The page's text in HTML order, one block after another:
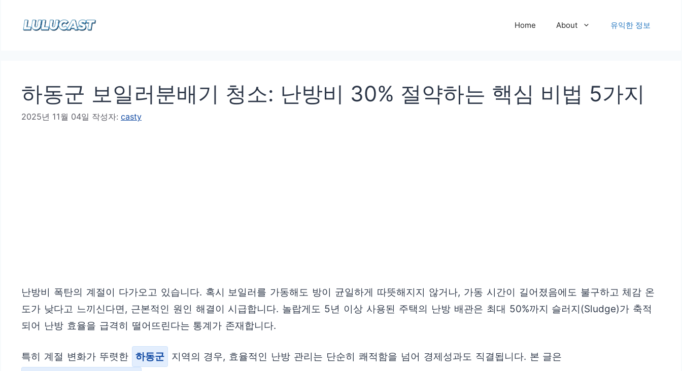
Home About 유익한 정보
하동군 보일러분배기 청소: 난방비 30% 절약하는 핵심 비법 5가지
2025년 11월 04일 작성자: casty
난방비 폭탄의 계절이 다가오고 있습니다. 혹시 보일러를 가동해도 방이 균일하게 따뜻해지지 않거나, 가동 시간이 길어졌음에도 불구하고 체감 온
도가 낮다고 느끼신다면, 근본적인 원인 해결이 시급합니다. 놀랍게도 5년 이상 사용된 주택의 난방 배관은 최대 50%까지 슬러지(Sludge)가 축적
되어 난방 효율을 급격히 떨어뜨린다는 통계가 존재합니다.
특히 계절 변화가 뚜렷한 하동군
지역의 경우, 효율적인 난방 관리는 단순히 쾌적함을 넘어 경제성과도 직결됩니다. 본 글은